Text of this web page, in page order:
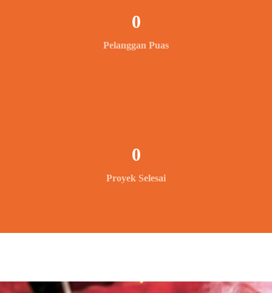
Pelanggan Puas
0
Proyek Selesai
0